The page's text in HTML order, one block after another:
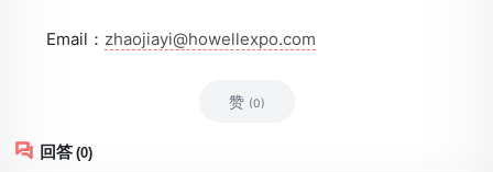
Email： zhaojiayi@howellexpo.com
赞 (0)
回答 (0)